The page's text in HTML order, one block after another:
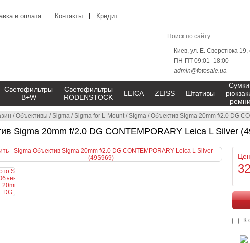
/Объективы /Sigma /Sigma for L-Mount /Sigma /Объектив Sigma 20mm f/2.0 DG
Sigma 20mm f/2.0 DG CONTEMPORARY Leica L Silver
К
и оплата Контакты Кредит
Киев, ул. Е. Сверстюка
ПН-ПТ 09:01 -18:00
admin@fotosale.ua
Светофильтры
B+W
Светофильтры
RODENSTOCK
LEICA ZEISS Штативы
Сумки,
ремни